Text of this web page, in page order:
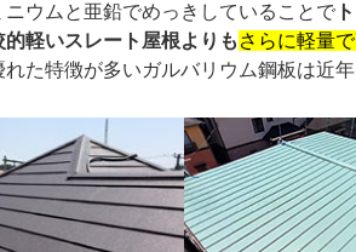
ウムと亜鉛でめっきしていることで
軽いスレート屋根よりも さらに軽量
た特徴が多いガルバリウム鋼板は近